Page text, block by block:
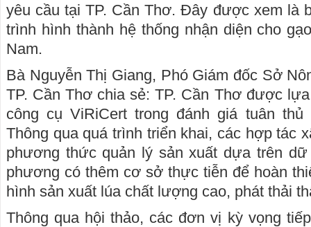
yêu cầu tại TP. Cần Thơ. Đây được xem là
trình hình thành hệ thống nhận diện cho
Nam.
Bà Nguyễn Thị Giang, Phó Giám đốc Sở
TP. Cần Thơ chia sẻ: TP. Cần Thơ được
công cụ ViRiCert trong đánh giá tuân
Thông qua quá trình triển khai, các hợp tác
phương thức quản lý sản xuất dựa trên
phương có thêm cơ sở thực tiễn để hoàn
hình sản xuất lúa chất lượng cao, phát thải
Thông qua hội thảo, các đơn vị kỳ vọng